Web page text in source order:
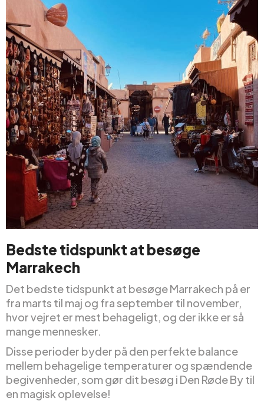
Bedste tidspunkt at besøge
Marrakech
Det bedste tidspunkt at besøge Marrakech på er
fra marts til maj og fra september til november,
hvor vejret er mest behageligt, og der ikke er så
mange mennesker.
Disse perioder byder på den perfekte balance
mellem behagelige temperaturer og spændende
begivenheder, som gør dit besøg i Den Røde By til
en magisk oplevelse!